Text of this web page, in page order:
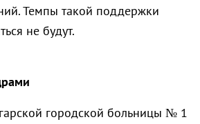
Темпы такой поддержки
не будут.
городской больницы № 1